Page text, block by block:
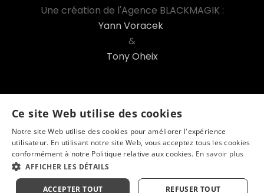
Une création de l'Agence BLACKMAGIK :
Yann Voracek
&
Tony Oheix
Go FIM enquête
Tester mon niveau Net-Ypareo
Ce site Web utilise des cookies
Notre site Web utilise des cookies pour améliorer l'expérience
utilisateur. En utilisant notre site Web, vous acceptez tous les cookies
conformément à notre Politique relative aux cookies. En savoir plus
AFFICHER LES DÉTAILS
ACCEPTER TOUT REFUSER TOUT